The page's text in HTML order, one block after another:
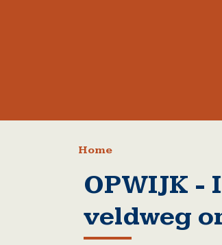
Kruimelpad
Home
OPWIJK -
veldweg